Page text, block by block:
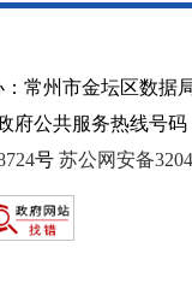
常州市金坛区数据
府公共服务热线号码
号 苏公网安备